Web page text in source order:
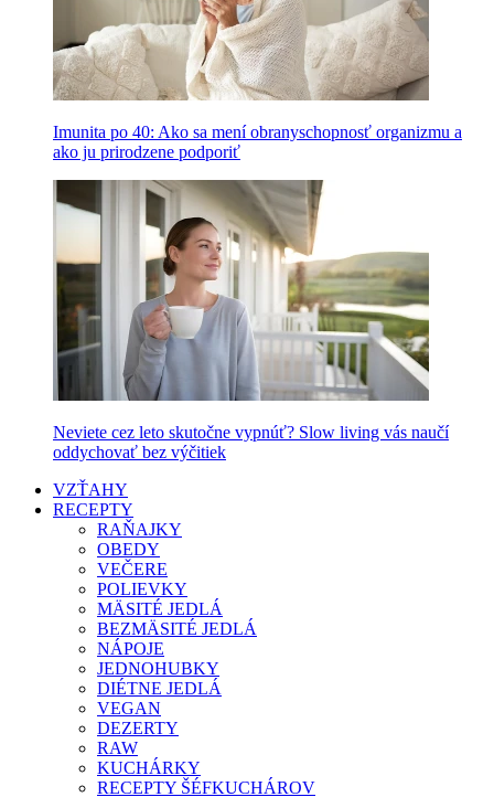
Imunita po 40: Ako sa mení obranyschopnosť organizmu a
ako ju prirodzene podporiť
Neviete cez leto skutočne vypnúť? Slow living vás naučí
oddychovať bez výčitiek
VZŤAHY
RECEPTY
RAŇAJKY
OBEDY
VEČERE
POLIEVKY
MÄSITÉ JEDLÁ
BEZMÄSITÉ JEDLÁ
NÁPOJE
JEDNOHUBKY
DIÉTNE JEDLÁ
VEGAN
DEZERTY
RAW
KUCHÁRKY
RECEPTY ŠÉFKUCHÁROV